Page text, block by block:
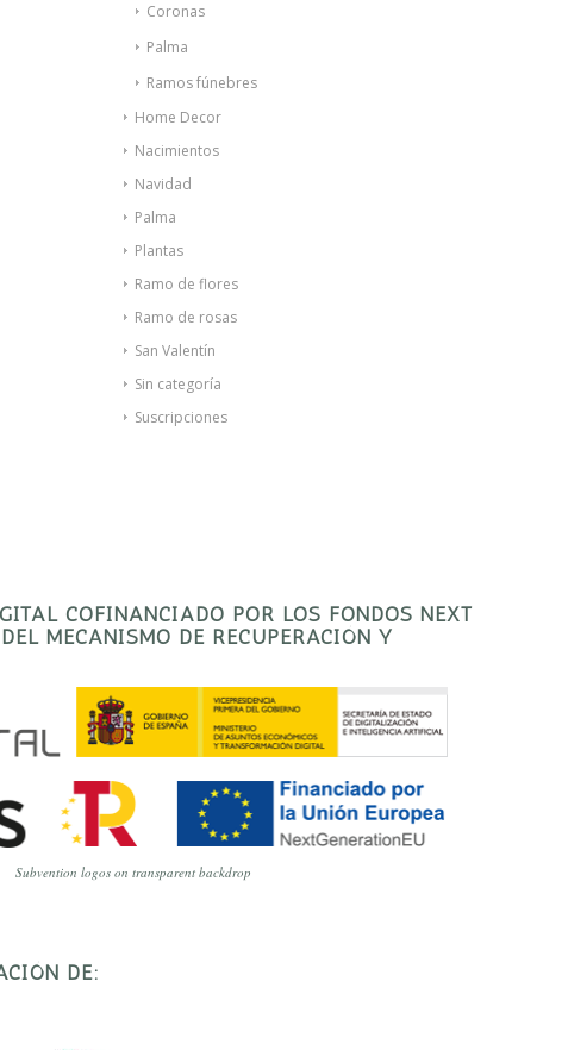
Coronas
Palma
Ramos fúnebres
Home Decor
Nacimientos
Navidad
Palma
Plantas
Ramo de flores
Ramo de rosas
San Valentín
Sin categoría
Suscripciones
COFINANCIADO POR LOS FONDOS NEXT
MECANISMO DE RECUPERACIÓN Y
Subvention logos on transparent backdrop
DE: